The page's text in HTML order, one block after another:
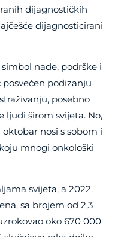
dijagnostičkih
dijagnosticirani
nade, podrške i
posvećen podizanju
posebno
ljudi širom svijeta. No,
nosi s sobom i
mnogi onkološki
svijeta, a 2022.
sa brojem od 2,3
oko 670 000